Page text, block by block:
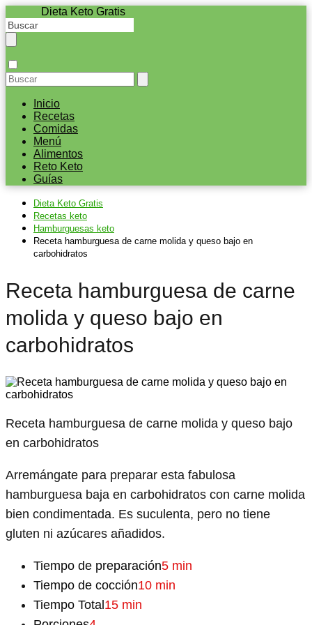
Dieta Keto Gratis
Inicio
Recetas
Comidas
Menú
Alimentos
Reto Keto
Guías
Dieta Keto Gratis
Recetas keto
Hamburguesas keto
Receta hamburguesa de carne molida y queso bajo en
carbohidratos
Receta hamburguesa de carne
molida y queso bajo en
carbohidratos
Receta hamburguesa de carne molida y queso bajo
en carbohidratos
Arremángate para preparar esta fabulosa
hamburguesa baja en carbohidratos con carne molida
bien condimentada. Es suculenta, pero no tiene
gluten ni azúcares añadidos.
Tiempo de preparación5 min
Tiempo de cocción10 min
Tiempo Total15 min